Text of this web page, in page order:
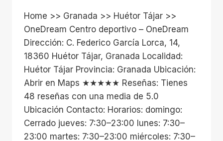
Home >> Granada >> Huétor Tájar >>
OneDream Centro deportivo – OneDream
Dirección: C. Federico García Lorca, 14,
18360 Huétor Tájar, Granada Localidad:
Huétor Tájar Provincia: Granada Ubicación:
Abrir en Maps ★★★★★ Reseñas: Tienes
48 reseñas con una media de 5.0
Ubicación Contacto: Horarios: domingo:
Cerrado jueves: 7:30–23:00 lunes: 7:30–
23:00 martes: 7:30–23:00 miércoles: 7:30–